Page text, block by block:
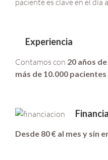
paciente es clave en el día
Experiencia
Contamos con 20 años
más de 10.000
Desde 80 € al mes y sin